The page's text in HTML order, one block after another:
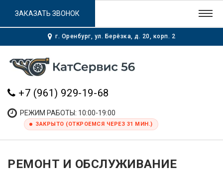
г. Оренбург, ул. Берёзка, д. 20, корп. 2
+7 (961) 929-19-68
РЕЖИМ РАБОТЫ: 10:00-19:00
ЗАКРЫТО (ОТКРОЕМСЯ ЧЕРЕЗ 31 МИН.)
ЗАКАЗАТЬ ЗВОНОК
РЕМОНТ И ОБСЛУЖИВАНИЕ